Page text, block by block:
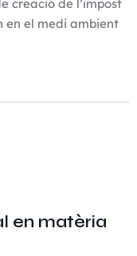
creació de l’impost
en el medi ambient
en matèria